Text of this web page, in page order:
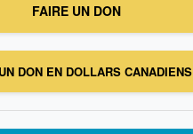
FAIRE UN DON
DON EN DOLLARS CANADIENS